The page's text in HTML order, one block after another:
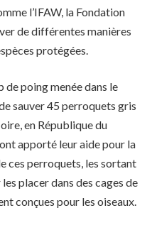
l’IFAW, la Fondation
de différentes manières
protégées.
de poing menée dans le
sauver 45 perroquets gris
en République du
apporté leur aide pour la
ces perroquets, les sortant
placer dans des cages de
conçues pour les oiseaux.